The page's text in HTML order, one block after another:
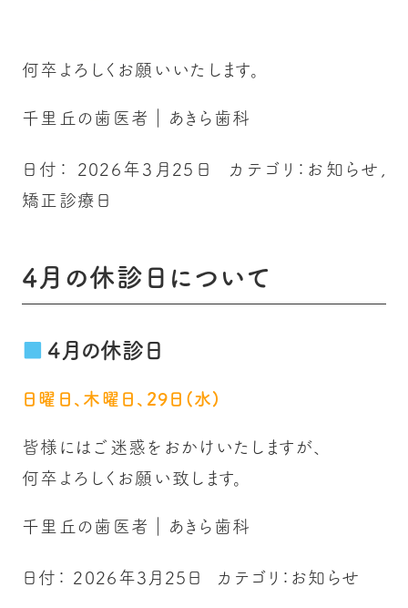
何卒よろしくお願いいたします。
千里丘の歯医者｜あきら歯科
日付： 2026年3月25日 カテゴリ： お知らせ
矯正診療日
4月の休診日について
4月の休診日
日曜日、木曜日、29日(水)
皆様にはご迷惑をおかけいたしますが、
何卒よろしくお願い致します。
千里丘の歯医者｜あきら歯科
日付： 2026年3月25日 カテゴリ： お知らせ